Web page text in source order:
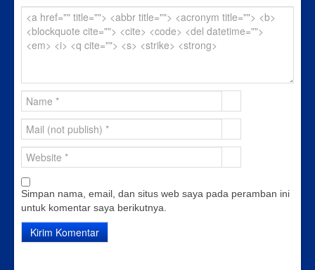
Simpan nama, email, dan situs web saya pada peramban ini
untuk komentar saya berikutnya.